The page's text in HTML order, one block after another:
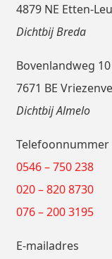
4879 NE Etten-
Dichtbij Breda
Bovenlandweg 10
7671 BE
Dichtbij Almelo
Telefoonnummer
0546 – 750 238
020 – 820 8730
076 – 200 3195
E-mailadres